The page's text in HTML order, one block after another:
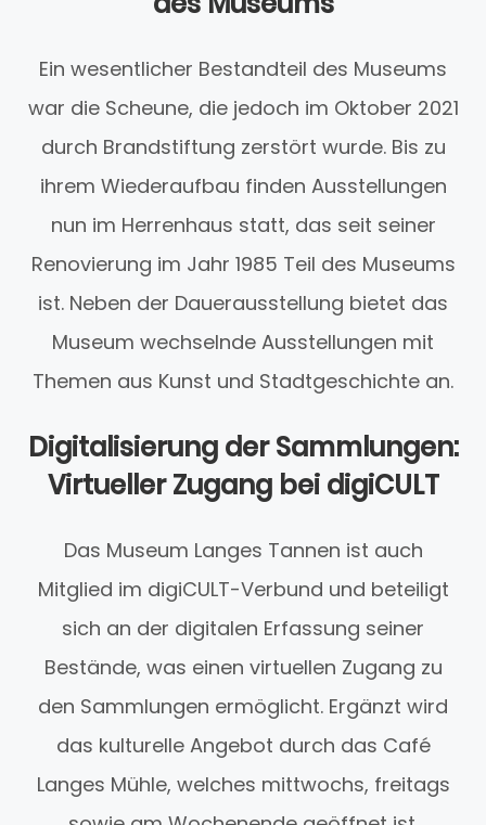
Ein wesentlicher Bestandteil des Museums
war die Scheune, die jedoch im Oktober 2021
durch Brandstiftung zerstört wurde. Bis zu
ihrem Wiederaufbau finden Ausstellungen
nun im Herrenhaus statt, das seit seiner
Renovierung im Jahr 1985 Teil des Museums
ist. Neben der Dauerausstellung bietet das
Museum wechselnde Ausstellungen mit
Themen aus Kunst und Stadtgeschichte an.
Digitalisierung der Sammlungen:
Virtueller Zugang bei digiCULT
Das Museum Langes Tannen ist auch
Mitglied im digiCULT-Verbund und beteiligt
sich an der digitalen Erfassung seiner
Bestände, was einen virtuellen Zugang zu
den Sammlungen ermöglicht. Ergänzt wird
das kulturelle Angebot durch das Café
Langes Mühle, welches mittwochs, freitags